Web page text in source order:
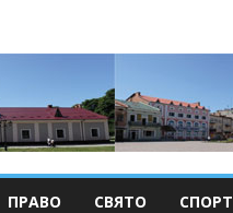
ПРАВО СВЯТО СПОРТ